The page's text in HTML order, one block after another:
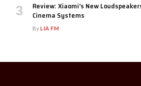
Review: Xiaomi’s New
Cinema Systems
ByLIA FM